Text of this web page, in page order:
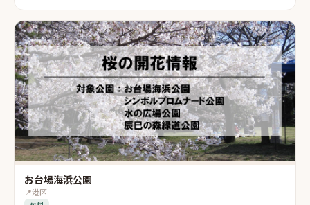
お台場海浜公園
📍港区